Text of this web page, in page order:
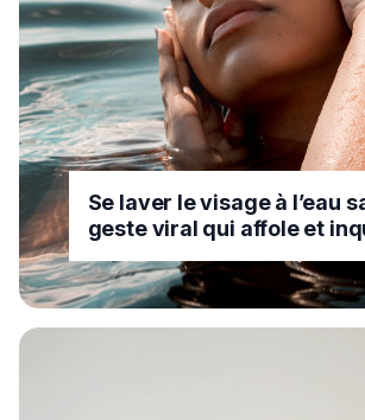
Se laver le visage à l’eau
geste viral qui affole et